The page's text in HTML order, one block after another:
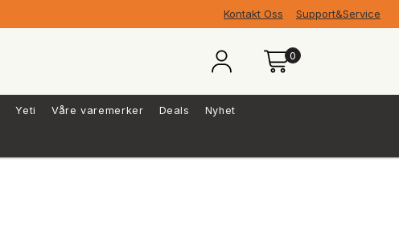
Kontakt Oss Support&Service
0
Yeti Våre varemerker Deals Nyhet